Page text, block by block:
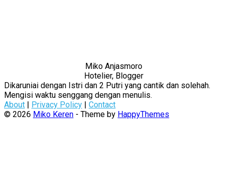
Miko Anjasmoro
Hotelier, Blogger
Dikaruniai dengan Istri dan 2 Putri yang cantik dan solehah.
Mengisi waktu senggang dengan menulis.
About
Privacy Policy
Contact
© 2026 Miko Keren - Theme by HappyThemes